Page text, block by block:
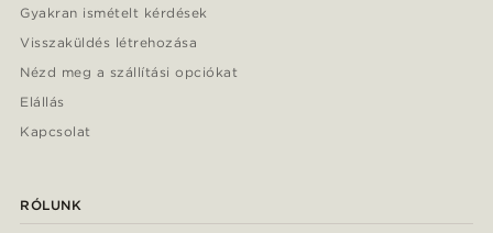
Gyakran ismételt kérdések
Visszaküldés létrehozása
Nézd meg a szállítási opciókat
Elállás
Kapcsolat
RÓLUNK